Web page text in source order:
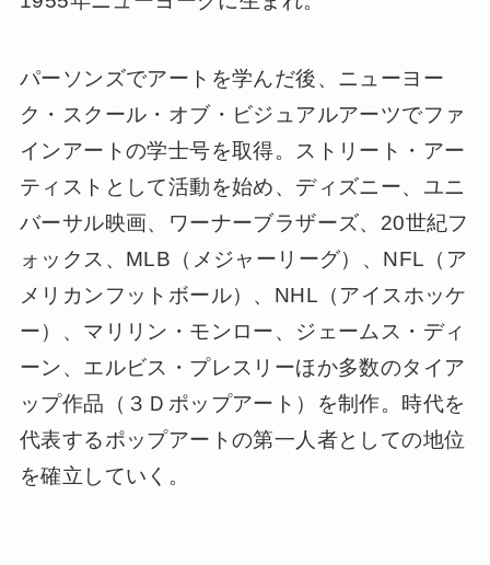
長年に渡りスーパーボウル、メジャーリーグ・
ズニー・ライセンスアーティストに選出される
など輝かしい経歴を持っています。また多くの
著名人がファジーノのコレクターであることも
有名です。
経歴
1955年ニューヨークに生まれ。
パーソンズでアートを学んだ後、ニューヨー
ク・スクール・オブ・ビジュアルアーツでファ